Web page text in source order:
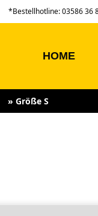
*Bestellhotline: 03586 36
HOME
» Größe S